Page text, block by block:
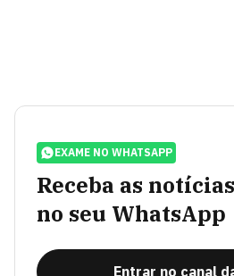
EXAME NO WHATSAPP
Receba as
no seu WhatsApp
Entrar no canal